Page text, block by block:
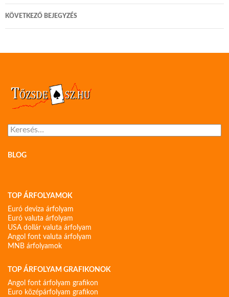
KÖVETKEZŐ BEJEGYZÉS
Keresés:
BLOG
TOP ÁRFOLYAMOK
Euró deviza árfolyam
Euró valuta árfolyam
USA dollár valuta árfolyam
Angol font valuta árfolyam
MNB árfolyamok
TOP ÁRFOLYAM GRAFIKONOK
Angol font árfolyam grafikon
Euro középárfolyam grafikon